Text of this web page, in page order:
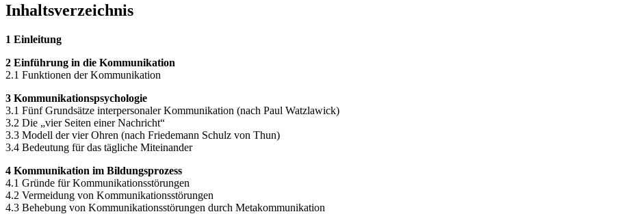
Inhaltsverzeichnis
1 Einleitung
2 Einführung in die Kommunikation
2.1 Funktionen der Kommunikation
3 Kommunikationspsychologie
3.1 Fünf Grundsätze interpersonaler Kommunikation (nach Paul Watzlawick)
3.2 Die „vier Seiten einer Nachricht“
3.3 Modell der vier Ohren (nach Friedemann Schulz von Thun)
3.4 Bedeutung für das tägliche Miteinander
4 Kommunikation im Bildungsprozess
4.1 Gründe für Kommunikationsstörungen
4.2 Vermeidung von Kommunikationsstörungen
4.3 Behebung von Kommunikationsstörungen durch Metakommunikation